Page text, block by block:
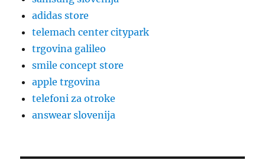
adidas store
telemach center citypark
trgovina galileo
smile concept store
apple trgovina
telefoni za otroke
answear slovenija